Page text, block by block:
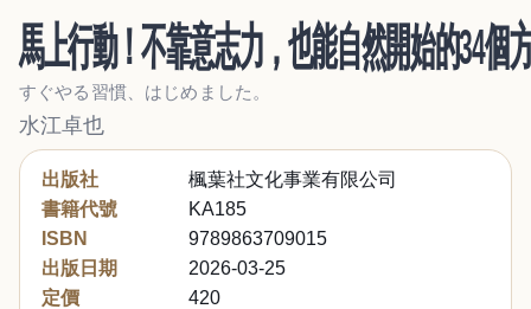
馬上行動！不靠意志力，也能自然開始的34個
すぐやる習慣、はじめました。
水江卓也
出版社
楓葉社文化事業有限公司
書籍代號
KA185
ISBN
9789863709015
出版日期
2026-03-25
定價
420